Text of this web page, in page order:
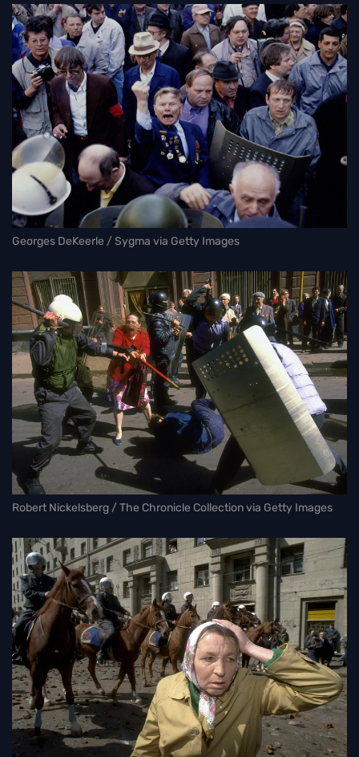
Georges DeKeerle / Sygma via Getty Images
Robert Nickelsberg / The Chronicle Collection via Getty Images